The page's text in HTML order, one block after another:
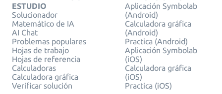
ESTUDIO
Solucionador
Matemático de IA
AI Chat
Problemas populares
Hojas de trabajo
Hojas de referencia
Calculadoras
Calculadora gráfica
Verificar solución
Aplicación Symbolab
(Android)
Calculadora gráfica
(Android)
Practica (Android)
Aplicación Symbolab
(iOS)
Calculadora gráfica
(iOS)
Practica (iOS)